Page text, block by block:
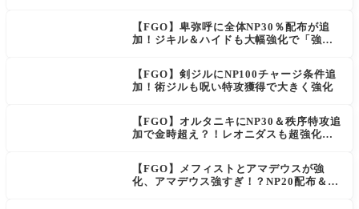
【FGO】卑弥呼に全体NP30％配布が追
加！ジキル＆ハイドも大幅強化で「強す
【FGO】剣ジルにNP100チャージ条件追
加！術ジルも呪い特攻獲得で大きく強化
【FGO】オルタニキにNP30＆秩序特攻追
加で金時超え？！レオニダスも超強化で
【FGO】メフィストとアマデウスが強
化、アマデウス強すぎ！？NP20配布＆Ar